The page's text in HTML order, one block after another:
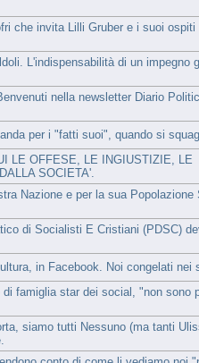
che invita Lilli Gruber e i suoi ospiti
L'indispensabilità di un impegno
nella newsletter Diario
per i "fatti suoi", quando si
LE OFFESE, LE INGIUSTIZIE, LE
SOCIETA'.
Nazione e per la sua Popolazione
di Socialisti E Cristiani (PDSC)
in Facebook. Noi congelati nei
famiglia star dei social, "non sono
siamo tutti Nessuno (ma tanti